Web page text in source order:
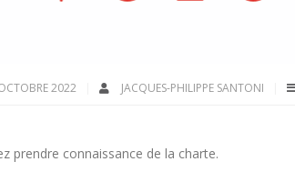
2022 JACQUES-PHILIPPE SANTONI
prendre connaissance de la charte.